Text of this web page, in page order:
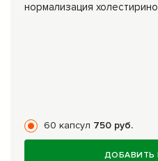
нормализация
60 капсул 750 руб.
ДОБАВИТЬ